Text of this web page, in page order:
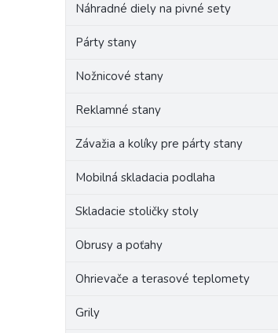
Náhradné diely na pivné sety
Párty stany
Nožnicové stany
Reklamné stany
Závažia a kolíky pre párty stany
Mobilná skladacia podlaha
Skladacie stoličky stoly
Obrusy a poťahy
Ohrievače a terasové teplomety
Grily